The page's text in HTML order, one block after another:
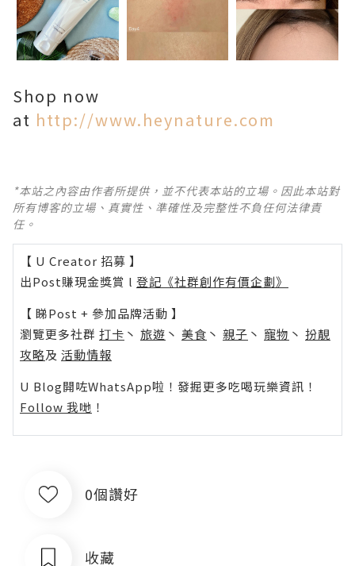
Shop now
at http://www.heynature.com
*本站之內容由作者所提供，並不代表本站的立場。因此本站對
所有博客的立場、真實性、準確性及完整性不負任何法律責
任。
【 U Creator 招募 】
出Post賺現金獎賞 l 登記《社群創作有價企劃》
【 睇Post + 參加品牌活動 】
瀏覽更多社群 打卡 丶 旅遊 丶 美食 丶 親子 丶 寵物 丶 扮靚
攻略及 活動情報
U Blog開咗WhatsApp啦！發掘更多吃喝玩樂資訊！
Follow 我哋 ！
0個讚好
收藏